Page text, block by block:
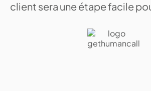
client sera une étape facile